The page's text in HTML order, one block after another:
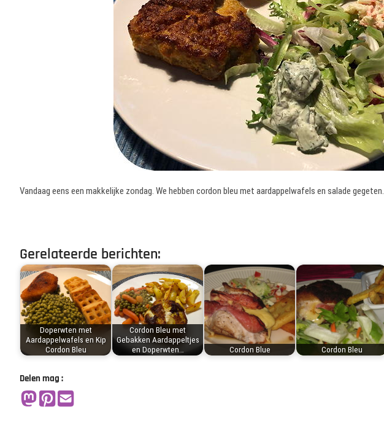
Vandaag eens een makkelijke zondag. We hebben cordon bleu met aardappelwafels en salade gegeten.
Gerelateerde berichten:
Doperwten met
Aardappelwafels en Kip
Cordon Bleu
Cordon Bleu met
Gebakken Aardappeltjes
en Doperwten…
Cordon Blue Cordon Bleu
Delen mag :